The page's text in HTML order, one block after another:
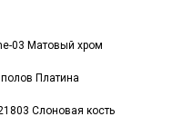
03 Матовый хром
Платина
Слоновая кость